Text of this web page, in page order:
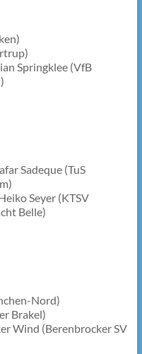
Springklee (VfB
Sadeque (TuS
Seyer (KTSV
Belle)
Nord)
Brakel)
Wind (Berenbrocker SV